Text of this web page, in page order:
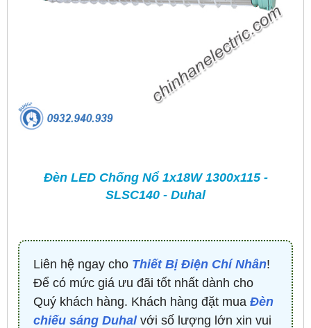
Đèn LED Chống Nổ 1x18W 1300x115 -
SLSC140 - Duhal​
Liên hệ ngay cho Thiết Bị Điện Chí Nhân!
Để có mức giá ưu đãi tốt nhất dành cho
Quý khách hàng. Khách hàng đặt mua Đèn
chiếu sáng Duhalvới số lượng lớn xin vui